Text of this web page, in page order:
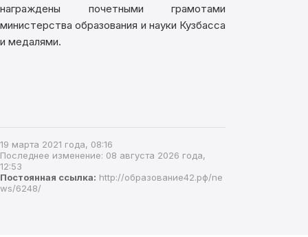
награждены почетными грамотами
министерства образования и науки Кузбасса
и медалями.
19 марта 2021 года, 08:16
Последнее изменение: 08 августа 2026 года,
12:53
Постоянная ссылка: http://образование42.рф/ne
ws/6248/